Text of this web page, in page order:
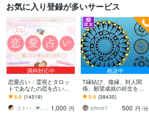
お気に入り登録が多いサービス
満枠対応中
恋愛占い：霊視とタロッ
トであなたの恋を占いま
す 復縁・片想い・複雑
愛・夫婦問題…お悩みに
優しく寄り添います♡
5.0 (14519)
コトハ ⸜❤︎⸝ 新サービス提供開始✨️ 1,000 円
相談中
T縁結び、復縁、対人関
係、願望成就の祈念を承
ります 対象者の思いと状
況、対象者との対話、祈
念
5.0 (38435)
prince7
500 円 /分